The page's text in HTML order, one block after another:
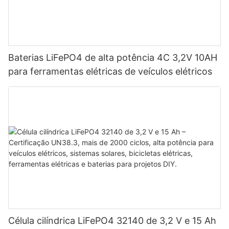
Baterias LiFePO4 de alta potência 4C 3,2V 10AH
para ferramentas elétricas de veículos elétricos
Célula cilíndrica LiFePO4 32140 de 3,2 V e 15 Ah